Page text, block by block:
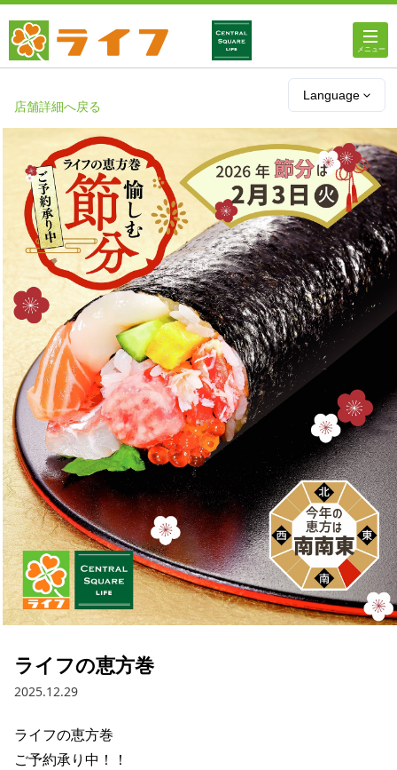
Language
店舗・チラシ情報
ライフのオンラインストア
ライフ ネットスーパー
企業情報
IR情報
採用情報
お問い合わせ
Contact us in English
店舗詳細へ戻る
ライフの恵方巻
2025.12.29
ライフの恵方巻
ご予約承り中！！